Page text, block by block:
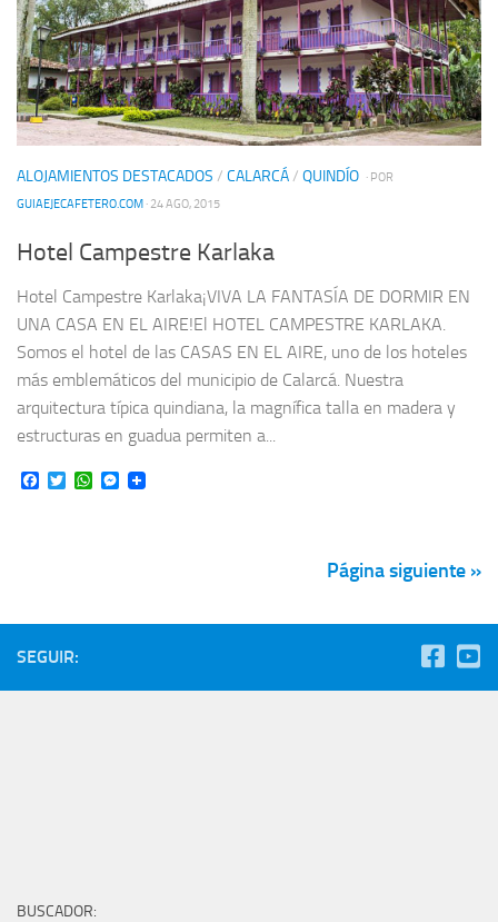
ALOJAMIENTOS DESTACADOS / CALARCÁ/ QUINDÍO · POR
GUIAEJECAFETERO.COM · 24 AGO, 2015
Hotel Campestre Karlaka
Hotel Campestre Karlaka¡VIVA LA FANTASÍA DE DORMIR EN
UNA CASA EN EL AIRE!El HOTEL CAMPESTRE KARLAKA.
Somos el hotel de las CASAS EN EL AIRE, uno de los hoteles
más emblemáticos del municipio de Calarcá. Nuestra
arquitectura típica quindiana, la magnífica talla en madera y
estructuras en guadua permiten a...
Facebook
TwitterWhatsApp
Messenger
Página siguiente »
SEGUIR:
BUSCADOR: